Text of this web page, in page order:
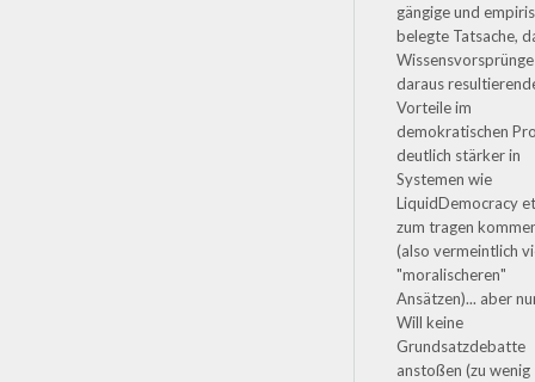
gängige und
belegte Tatsache,
daraus
Vorteile im
demokratischen
deutlich stärker in
Systemen wie
LiquidDemocracy
zum tragen
(also vermeintlich
"moralischeren"
Ansätzen)... aber
Will keine
Grundsatzdebatte
anstoßen (zu wenig